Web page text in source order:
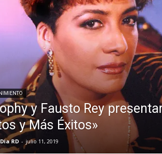
y Fausto Rey
y Más Éxitos»
RD - julio 11, 2019